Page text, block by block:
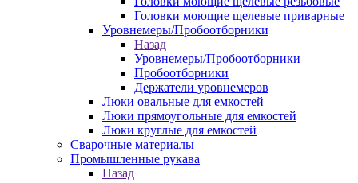
Головки моющие щелевые приварные
Уровнемеры/Пробоотборники
Назад
Уровнемеры/Пробоотборники
Пробоотборники
Держатели уровнемеров
Люки овальные для емкостей
Люки прямоугольные для емкостей
Люки круглые для емкостей
Сварочные материалы
Промышленные рукава
Назад